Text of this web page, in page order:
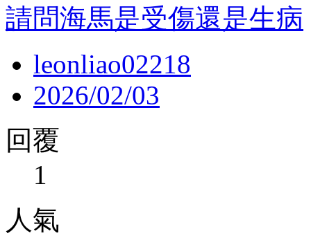
請問海馬是受傷還是生病
leonliao02218
2026/02/03
回覆
1
人氣